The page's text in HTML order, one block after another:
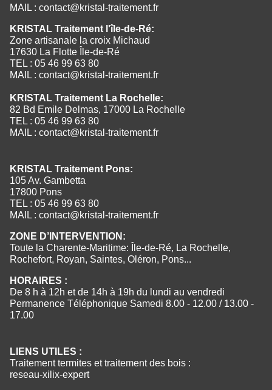
MAIL : contact@kristal-traitement.fr
KRISTAL Traitement l'île-de-Ré:
Zone artisanale la croix Michaud
17630 La Flotte Île-de-Ré
TEL : 05 46 99 63 80
MAIL : contact@kristal-traitement.fr
KRISTAL Traitement La Rochelle:
82 Bd Emile Delmas, 17000 La Rochelle
TEL : 05 46 99 63 80
MAIL : contact@kristal-traitement.fr
KRISTAL Traitement Pons:
105 Av. Gambetta
17800 Pons
TEL : 05 46 99 63 80
MAIL : contact@kristal-traitement.fr
ZONE D’INTERVENTION:
Toute la Charente-Maritime: Île-de-Ré, La Rochelle,
Rochefort, Royan, Saintes, Oléron, Pons...
HORAIRES :
De 8 h à 12h et de 14h à 19h du lundi au vendredi
Permanence Téléphonique Samedi 8.00 - 12.00 / 13.00 -
17.00
LIENS UTILES :
Traitement termites et traitement des bois :
reseau-xilix-expert